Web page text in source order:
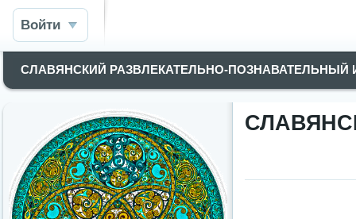
Войти
СЛАВЯНСКИЙ РАЗВЛЕКАТЕЛЬНО-